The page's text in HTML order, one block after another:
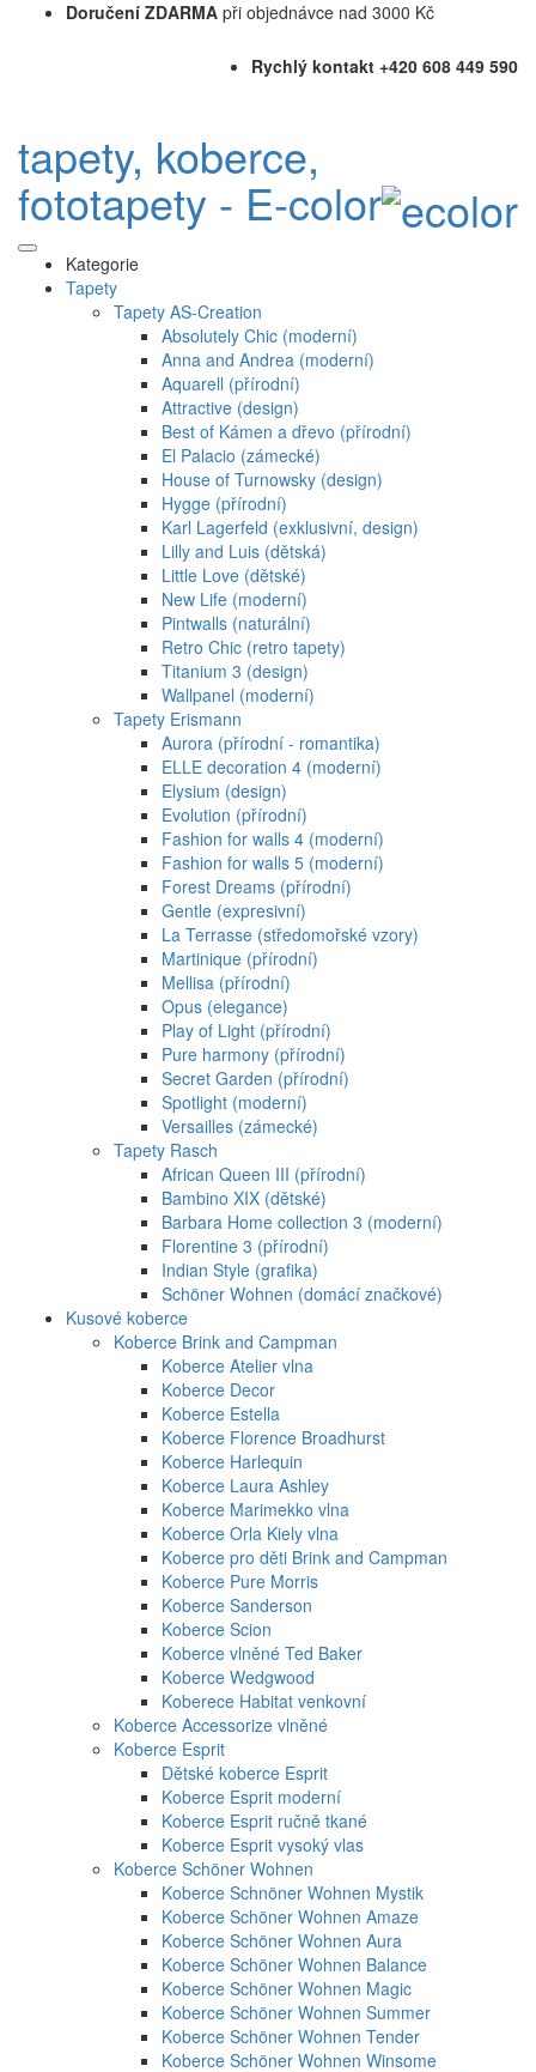
Doručení ZDARMA při objednávce nad 3000 Kč
Rychlý kontakt +420 608 449 590
tapety, koberce,
fototapety - E-color
Kategorie
Tapety
Tapety AS-Creation
Absolutely Chic (moderní)
Anna and Andrea (moderní)
Aquarell (přírodní)
Attractive (design)
Best of Kámen a dřevo (přírodní)
El Palacio (zámecké)
House of Turnowsky (design)
Hygge (přírodní)
Karl Lagerfeld (exklusivní, design)
Lilly and Luis (dětská)
Little Love (dětské)
New Life (moderní)
Pintwalls (naturální)
Retro Chic (retro tapety)
Titanium 3 (design)
Wallpanel (moderní)
Tapety Erismann
Aurora (přírodní - romantika)
ELLE decoration 4 (moderní)
Elysium (design)
Evolution (přírodní)
Fashion for walls 4 (moderní)
Fashion for walls 5 (moderní)
Forest Dreams (přírodní)
Gentle (expresivní)
La Terrasse (středomořské vzory)
Martinique (přírodní)
Mellisa (přírodní)
Opus (elegance)
Play of Light (přírodní)
Pure harmony (přírodní)
Secret Garden (přírodní)
Spotlight (moderní)
Versailles (zámecké)
Tapety Rasch
African Queen III (přírodní)
Bambino XIX (dětské)
Barbara Home collection 3 (moderní)
Florentine 3 (přírodní)
Indian Style (grafika)
Schöner Wohnen (domácí značkové)
Kusové koberce
Koberce Brink and Campman
Koberce Atelier vlna
Koberce Decor
Koberce Estella
Koberce Florence Broadhurst
Koberce Harlequin
Koberce Laura Ashley
Koberce Marimekko vlna
Koberce Orla Kiely vlna
Koberce pro děti Brink and Campman
Koberce Pure Morris
Koberce Sanderson
Koberce Scion
Koberce vlněné Ted Baker
Koberce Wedgwood
Koberece Habitat venkovní
Koberce Accessorize vlněné
Koberce Esprit
Dětské koberce Esprit
Koberce Esprit moderní
Koberce Esprit ručně tkané
Koberce Esprit vysoký vlas
Koberce Schöner Wohnen
Koberce Schnöner Wohnen Mystik
Koberce Schöner Wohnen Amaze
Koberce Schöner Wohnen Aura
Koberce Schöner Wohnen Balance
Koberce Schöner Wohnen Magic
Koberce Schöner Wohnen Summer
Koberce Schöner Wohnen Tender
Koberce Schöner Wohnen Winsome